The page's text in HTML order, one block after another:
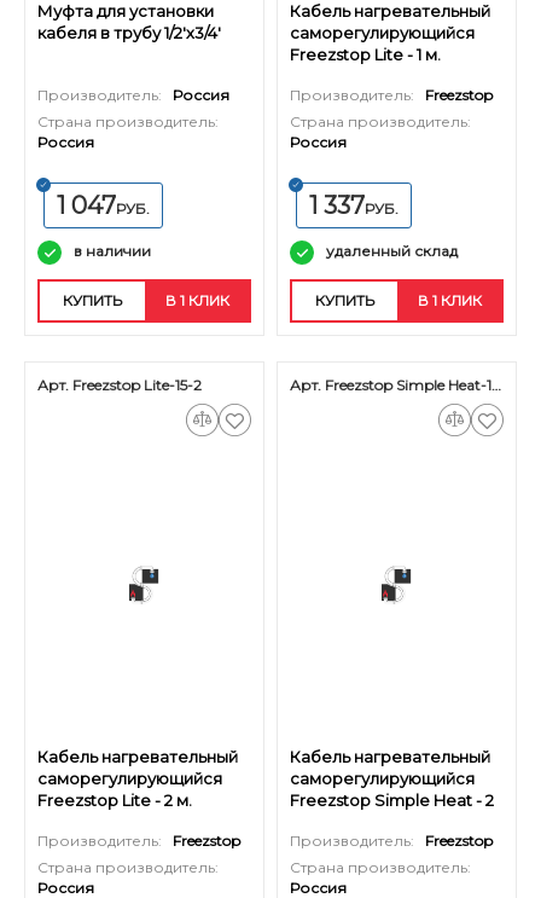
Муфта для установки
кабеля в трубу 1/2'х3/4'
Производитель:
Россия
Страна производитель:
Россия
1 047РУБ.
в наличии
КУПИТЬ В 1 КЛИК
Кабель нагревательный
саморегулирующийся
Freezstop Lite - 1 м.
Производитель:
Freezstop
Страна производитель:
Россия
1 337РУБ.
удаленный склад
КУПИТЬ В 1 КЛИК
Арт. Freezstop Lite-15-2
Кабель нагревательный
саморегулирующийся
Freezstop Lite - 2 м.
Производитель:
Freezstop
Страна производитель:
Россия
Арт. Freezstop Simple Heat-18-2
Кабель нагревательный
саморегулирующийся
Freezstop Simple Heat - 2
Производитель:
Freezstop
Страна производитель:
Россия